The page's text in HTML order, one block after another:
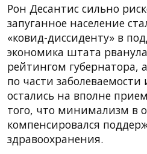
Рон Десантис сильно
запуганное население
«ковид-диссиденту» в
экономика штата
рейтингом губернатора,
по части заболеваемости
остались на вполне
того, что минимализм в
компенсировался
здравоохранения.